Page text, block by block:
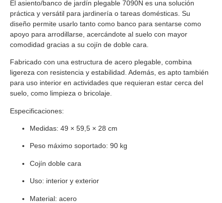
El asiento/banco de jardín plegable 7090N es una solución
práctica y versátil para jardinería o tareas domésticas. Su
diseño permite usarlo tanto como banco para sentarse como
apoyo para arrodillarse, acercándote al suelo con mayor
comodidad gracias a su cojín de doble cara
Fabricado con una estructura de acero plegable , combina
ligereza con resistencia y estabilidad. Además, es apto también
para uso interior en actividades que requieran estar cerca del
suelo, como limpieza o bricolaje.
Especificaciones:
Medidas: 49 × 59,5 × 28 cm
Peso máximo soportado: 90 kg
Cojín doble cara
Uso: interior y exterior
Material: acero